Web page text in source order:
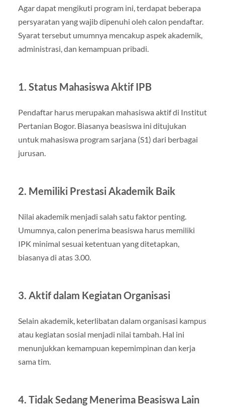
Agar dapat mengikuti program ini, terdapat beberapa
persyaratan yang wajib dipenuhi oleh calon pendaftar.
Syarat tersebut umumnya mencakup aspek akademik,
administrasi, dan kemampuan pribadi.
1. Status Mahasiswa Aktif IPB
Pendaftar harus merupakan mahasiswa aktif di Institut
Pertanian Bogor. Biasanya beasiswa ini ditujukan
untuk mahasiswa program sarjana (S1) dari berbagai
jurusan.
2. Memiliki Prestasi Akademik Baik
Nilai akademik menjadi salah satu faktor penting.
Umumnya, calon penerima beasiswa harus memiliki
IPK minimal sesuai ketentuan yang ditetapkan,
biasanya di atas 3.00.
3. Aktif dalam Kegiatan Organisasi
Selain akademik, keterlibatan dalam organisasi kampus
atau kegiatan sosial menjadi nilai tambah. Hal ini
menunjukkan kemampuan kepemimpinan dan kerja
sama tim.
4. Tidak Sedang Menerima Beasiswa Lain